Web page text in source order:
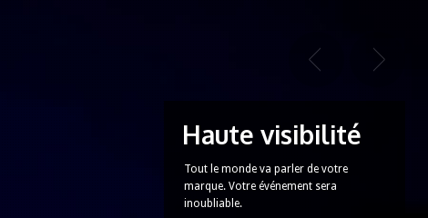
Haute visibilité
Tout le monde va parler de votre
marque. Votre événement sera
inoubliable.